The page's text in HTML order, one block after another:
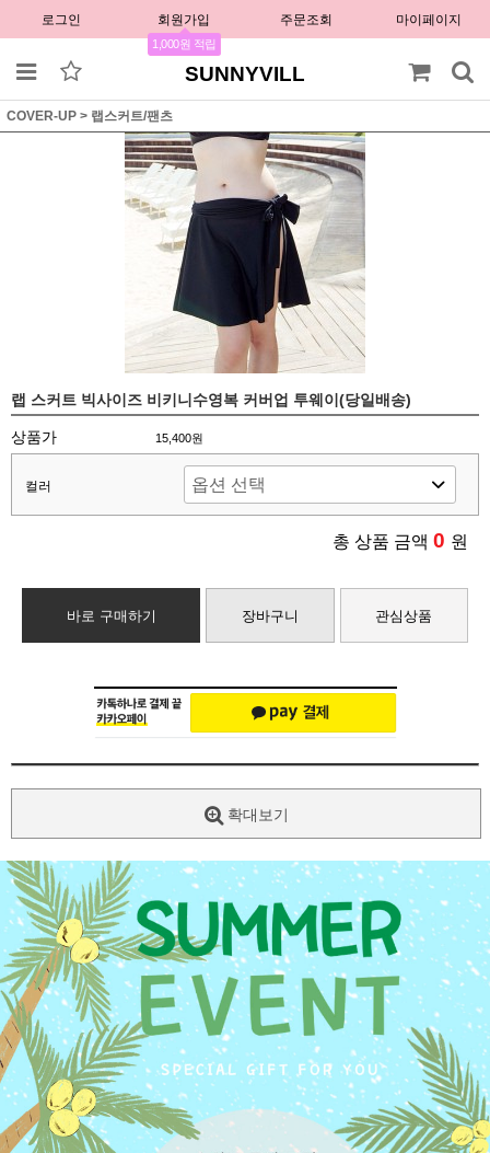
로그인 회원가입
1,000원 적립
주문조회 마이페이지
SUNNYVILL
COVER-UP > 랩스커트/팬츠
랩 스커트 빅사이즈 비키니수영복 커버업 투웨이(당일배송)
상품가 15,400원
컬러
총 상품 금액 0 원
바로 구매하기 장바구니 관심상품
확대보기